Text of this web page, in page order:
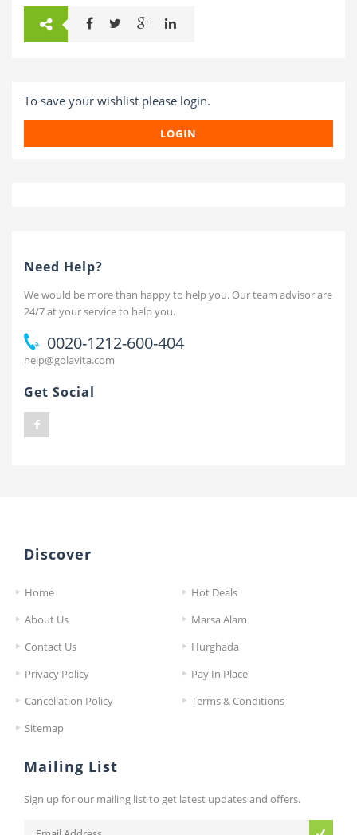
To save your wishlist please login.
LOGIN
Need Help?
We would be more than happy to help you. Our team advisor are
24/7 at your service to help you.
0020-1212-600-404
help@golavita.com
Get Social
Discover
Home
Hot Deals
About Us
Marsa Alam
Contact Us
Hurghada
Privacy Policy
Pay In Place
Cancellation Policy
Terms & Conditions
Sitemap
Mailing List
Sign up for our mailing list to get latest updates and offers.